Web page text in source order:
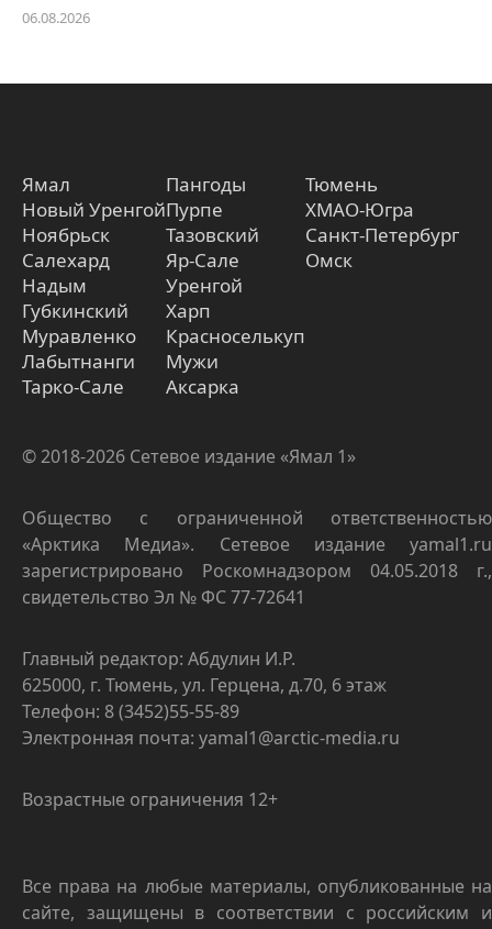
06.08.2026
Ямал
Новый Уренгой
Ноябрьск
Салехард
Надым
Губкинский
Муравленко
Лабытнанги
Тарко-Сале
Пангоды
Пурпе
Тазовский
Яр-Сале
Уренгой
Харп
Красноселькуп
Мужи
Аксарка
Тюмень
ХМАО-Югра
Санкт-Петербург
Омск
© 2018-2026 Сетевое издание «Ямал 1»
Общество с ограниченной ответственностью
«Арктика Медиа». Сетевое издание yamal1.ru
зарегистрировано Роскомнадзором 04.05.2018 г.,
свидетельство Эл № ФС 77-72641
Главный редактор: Абдулин И.Р.
625000, г. Тюмень, ул. Герцена, д.70, 6 этаж
Телефон: 8 (3452)55-55-89
Электронная почта: yamal1@arctic-media.ru
Возрастные ограничения 12+
Все права на любые материалы, опубликованные на
сайте, защищены в соответствии с российским и